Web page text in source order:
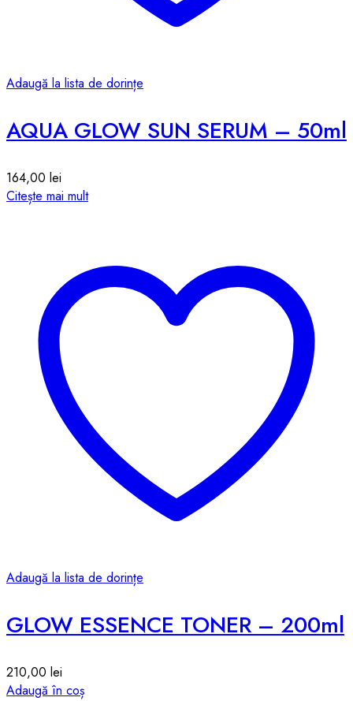
Adaugă la lista de dorințe
AQUA GLOW SUN SERUM – 50ml
164,00 lei
Citește mai mult
Adaugă la lista de dorințe
GLOW ESSENCE TONER – 200ml
210,00 lei
Adaugă în coș